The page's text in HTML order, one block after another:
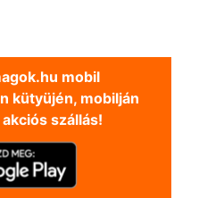
mobil
kütyüjén, mobilján
szállás!